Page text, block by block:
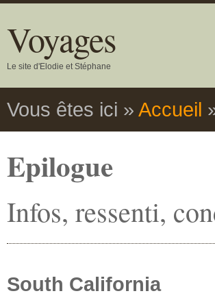
Voyages
Le site d'Elodie et Stéphane
Vous êtes ici » Accueil
Epilogue
Infos, ressenti,
South California